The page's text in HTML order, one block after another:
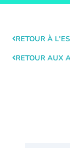
RETOUR À
RETOUR AUX